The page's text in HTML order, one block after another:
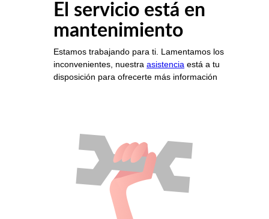
El servicio está en
mantenimiento
Estamos trabajando para ti. Lamentamos los
inconvenientes, nuestra asistencia está a tu
disposición para ofrecerte más información